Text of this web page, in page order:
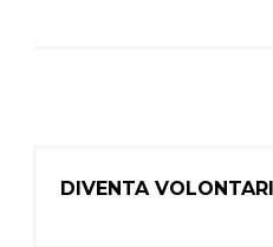
DIVENTA